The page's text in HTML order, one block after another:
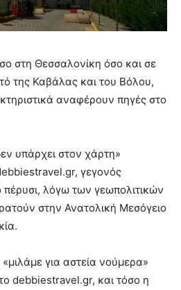
στη Θεσσαλονίκη όσο και σε
της Καβάλας και του Βόλου,
αναφέρουν πηγές στο
υπάρχει στον χάρτη»
γεγονός
λόγω των γεωπολιτικών
στην Ανατολική Μεσόγειο
για αστεία νούμερα»
debbiestravel.gr, και τόσο η